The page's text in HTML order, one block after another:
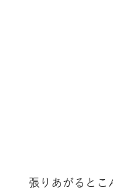
張りあがるとこ